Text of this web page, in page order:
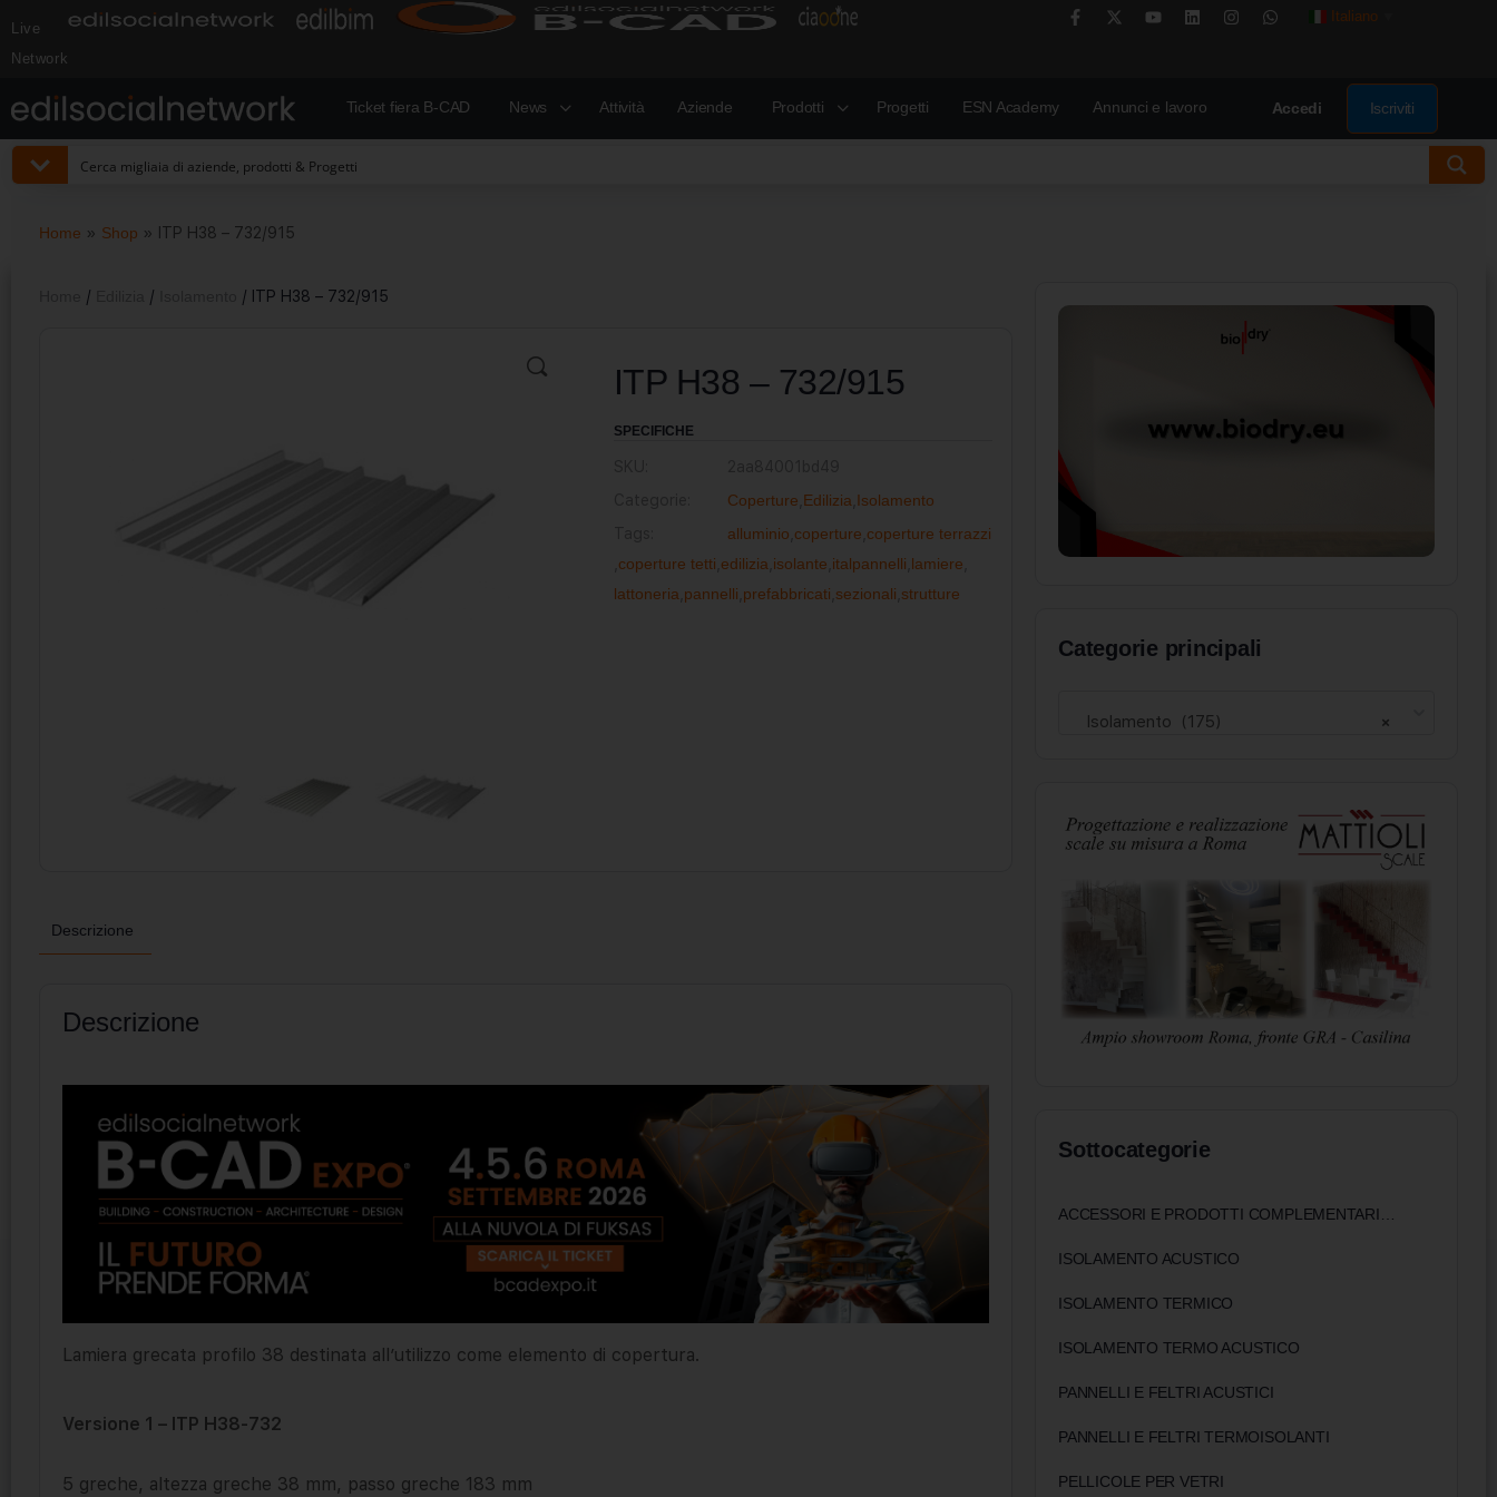
Live
Network
Italiano
Ticket fiera B-CAD News Attività Aziende Prodotti Progetti ESN Academy Annunci e lavoro Accedi Iscriviti
Home » Shop » ITP H38 – 732/915
/ / / ITP H38 – 732/915
ITP H38 – 732/915
SPECIFICHE
Coperture Edilizia Isolamento
alluminio coperture coperture terrazzi
coperture tetti edilizia isolante italpannelli lamiere
lattoneria pannelli prefabbricati sezionali strutture
Descrizione
Descrizione
Lamiera grecata profilo 38 destinata all’utilizzo come elemento di copertura.
Versione 1 – ITP H38-732
5 greche, altezza greche 38 mm, passo greche 183 mm
Categorie principali
×
Isolamento (175)
Sottocategorie
ISOLAMENTO ACUSTICO
ISOLAMENTO TERMICO
ISOLAMENTO TERMO ACUSTICO
PANNELLI E FELTRI ACUSTICI
PANNELLI E FELTRI TERMOISOLANTI
PELLICOLE PER VETRI